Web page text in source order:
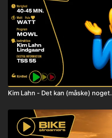
Kim Lahn - Det kan (måske) noget.